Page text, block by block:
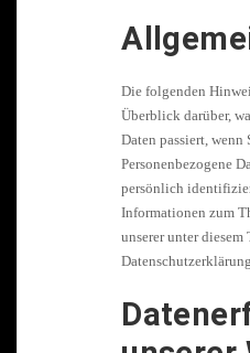
Die folgenden
Überblick darüber,
Daten passiert, wenn
Personenbezogene
persönlich
Informationen zum
unserer unter diesem
Datenschutzerklärung.